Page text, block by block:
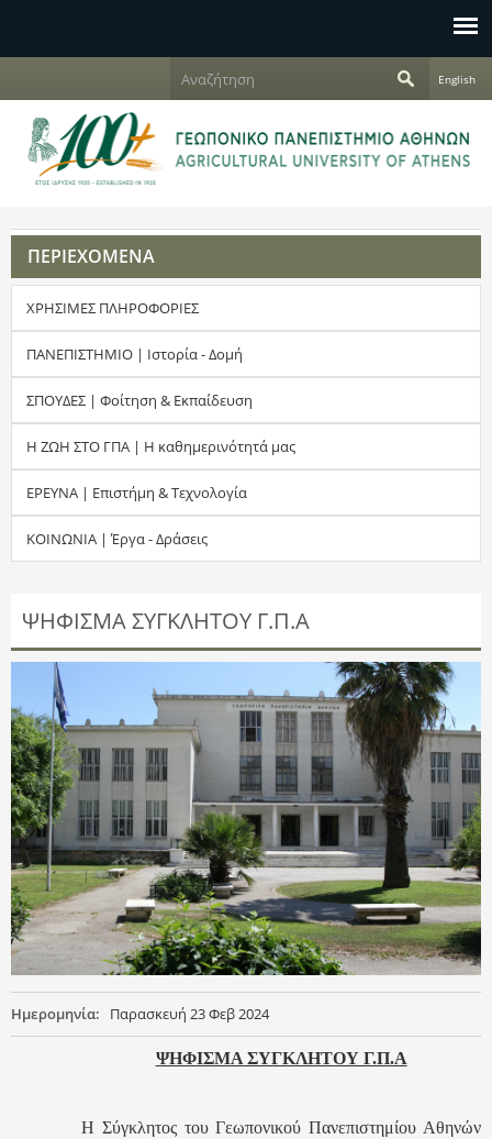
Φ
ό
μ
α
α
ν
α
ζ
ή
τ
σ
η
ς
ζ
ή
τ
η
English
ΠΕΡΙΕΧΟΜΕΝΑ
ΧΡΗΣΙΜΕΣ ΠΛΗΡΟΦΟΡΙΕΣ
ΠΑΝΕΠΙΣΤΗΜΙΟ | Ιστορία - Δομή
ΣΠΟΥΔΕΣ | Φοίτηση & Εκπαίδευση
Η ΖΩΗ ΣΤΟ ΓΠΑ | Η καθημερινότητά μας
ΕΡΕΥΝΑ | Επιστήμη & Τεχνολογία
ΚΟΙΝΩΝΙΑ | Έργα - Δράσεις
ΨΗΦΙΣΜΑ ΣΥΓΚΛΗΤΟΥ Γ.Π.Α
Ημερομηνία: Παρασκευή 23 Φεβ 2024
ΨΗΦΙΣΜΑ ΣΥΓΚΛΗΤΟΥ Γ.Π.Α
Η Σύγκλητος του Γεωπονικού Πανεπιστημίου Αθηνών